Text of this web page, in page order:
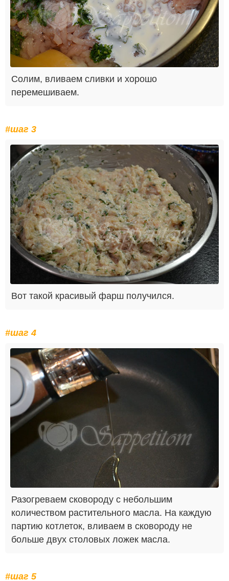
Солим, вливаем сливки и хорошо
перемешиваем.
#шаг 3
Вот такой красивый фарш получился.
#шаг 4
Разогреваем сковороду с небольшим
количеством растительного масла. На каждую
партию котлеток, вливаем в сковороду не
больше двух столовых ложек масла.
#шаг 5